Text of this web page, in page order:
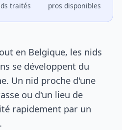
traités pros disponibles
en Belgique, les nids
se développent du
Un nid proche d'une
ou d'un lieu de
rapidement par un